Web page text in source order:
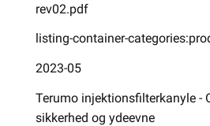
rev02.pdf
listing-container-
2023-05
Terumo injektionsfilterkanyle -
sikkerhed og ydeevne